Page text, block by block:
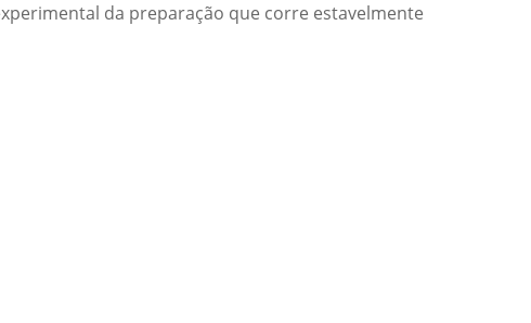
da preparação que corre estavelmente